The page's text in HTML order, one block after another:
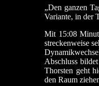
„Den ganzen
Variante, in der
Mit 15:08
streckenweise
Abschluss
Thorsten geht
den Raum